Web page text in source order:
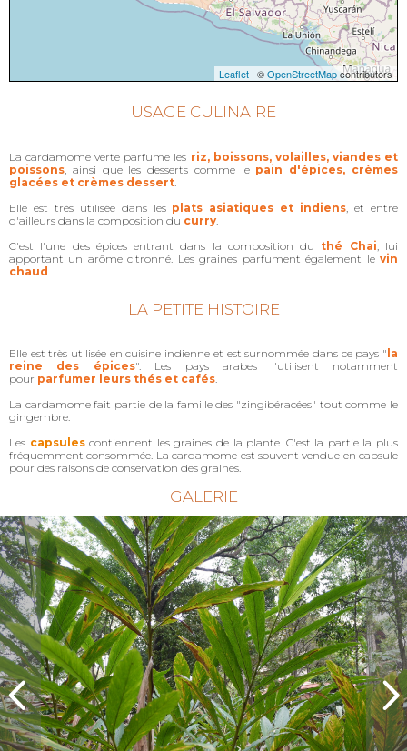
Leaflet | ©OpenStreetMapcontributors
USAGE CULINAIRE
La cardamome verte parfume les riz, boissons, volailles, viandes et
poissons, ainsi que les desserts comme le pain d'épices, crèmes
glacées et crèmes dessert.
Elle est très utilisée dans les plats asiatiques et indiens, et entre
d'ailleurs dans la composition du curry.
C'est l'une des épices entrant dans la composition du thé Chai, lui
apportant un arôme citronné. Les graines parfument également le vin
chaud .
LA PETITE HISTOIRE
Elle est très utilisée en cuisine indienne et est surnommée dans ce pays " la
reine des épices". Les pays arabes l'utilisent notamment
pour parfumer leurs thés et cafés.
La cardamome fait partie de la famille des "zingibéracées" tout comme le
gingembre.
Les capsulescontiennent les graines de la plante. C'est la partie la plus
fréquemment consommée. La cardamome est souvent vendue en capsule
pour des raisons de conservation des graines.
GALERIE